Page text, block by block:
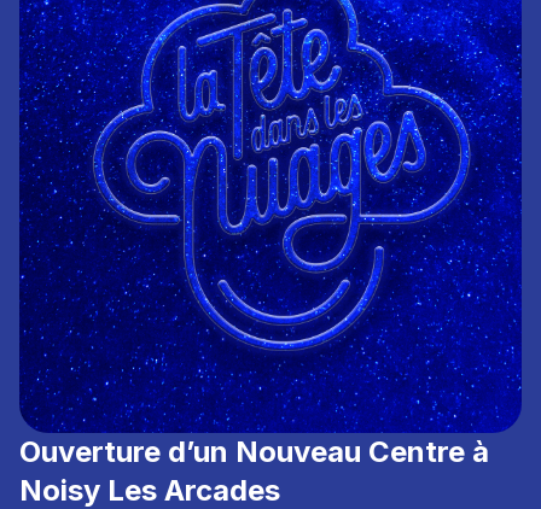
Ouverture d’un Nouveau Centre à
Noisy Les Arcades